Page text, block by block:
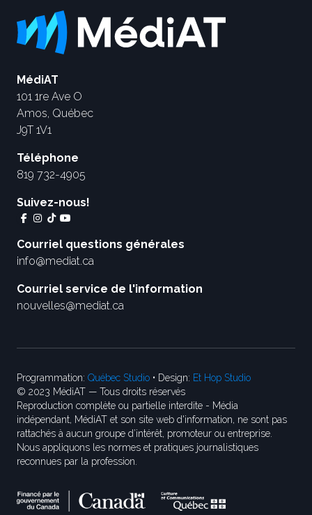
MédiAT
101 1re Ave O
Amos, Québec
J9T 1V1
Téléphone
819 732-4905
Suivez-nous!
Courriel questions générales
info@mediat.ca
Courriel service de l'information
nouvelles@mediat.ca
Programmation: Québec Studio • Design: Et Hop Studio
© 2023 MédiAT — Tous droits réservés
Reproduction complète ou partielle interdite - Média
indépendant, MédiAT et son site web d'information, ne sont pas
rattachés à aucun groupe d’intérêt, promoteur ou entreprise.
Nous appliquons les normes et pratiques journalistiques
reconnues par la profession.